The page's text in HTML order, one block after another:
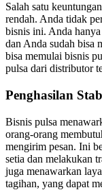
Salah satu
rendah. Anda tidak
bisnis ini. Anda
dan Anda sudah bisa
bisa memulai bisnis
pulsa dari distributor
Penghasilan
Bisnis pulsa
orang-orang
mengirim pesan. Ini
setia dan melakukan
juga menawarkan
tagihan, yang dapat